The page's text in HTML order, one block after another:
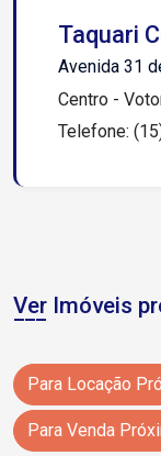
Taquari
Avenida 31
Centro -
Telefone:
Ver Imóveis
Para Locação
Para Venda